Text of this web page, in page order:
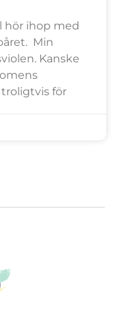
hör ihop med
Min
Kanske
för